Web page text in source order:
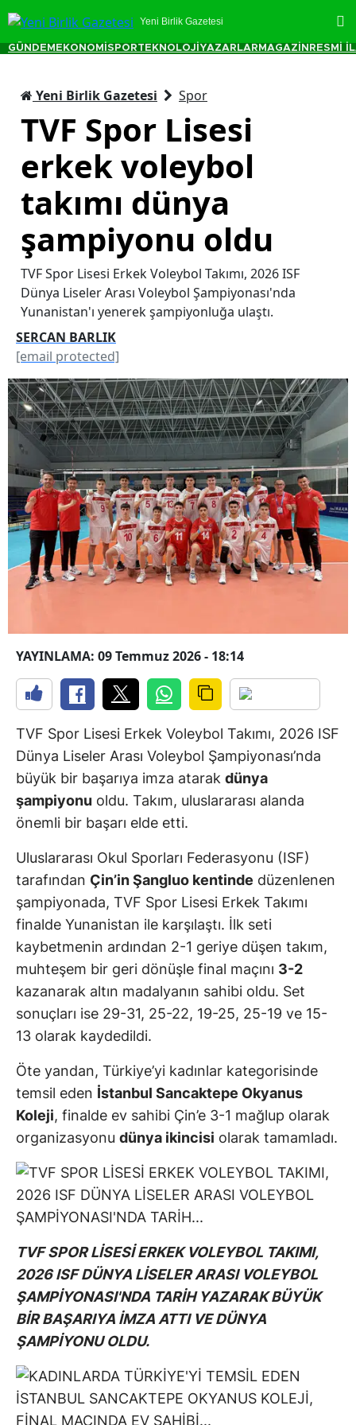
Yeni Birlik Gazetesi
GÜNDEM EKONOMİ SPORTEKNOLOJİ YAZARLAR MAGAZİN RESMİ
Yeni Birlik Gazetesi Spor
TVF Spor Lisesi
erkek voleybol
takımı dünya
şampiyonu oldu
TVF Spor Lisesi Erkek Voleybol Takımı, 2026 ISF
Dünya Liseler Arası Voleybol Şampiyonası'nda
Yunanistan'ı yenerek şampiyonluğa ulaştı.
SERCAN BARLIK
[email protected]
YAYINLAMA: 09 Temmuz 2026 - 18:14
TVF Spor Lisesi Erkek Voleybol Takımı, 2026 ISF
Dünya Liseler Arası Voleybol Şampiyonası’nda
büyük bir başarıya imza atarak dünya
şampiyonu oldu. Takım, uluslararası alanda
önemli bir başarı elde etti.
Uluslararası Okul Sporları Federasyonu (ISF)
tarafından Çin’in Şangluo kentinde düzenlenen
şampiyonada, TVF Spor Lisesi Erkek Takımı
finalde Yunanistan ile karşılaştı. İlk seti
kaybetmenin ardından 2-1 geriye düşen takım,
muhteşem bir geri dönüşle final maçını 3-2
kazanarak altın madalyanın sahibi oldu. Set
sonuçları ise 29-31, 25-22, 19-25, 25-19 ve 15-
13 olarak kaydedildi.
Öte yandan, Türkiye’yi kadınlar kategorisinde
temsil eden İstanbul Sancaktepe Okyanus
Koleji, finalde ev sahibi Çin’e 3-1 mağlup olarak
organizasyonu dünya ikincisi olarak tamamladı.
TVF SPOR LİSESİ ERKEK VOLEYBOL TAKIMI,
2026 ISF DÜNYA LİSELER ARASI VOLEYBOL
ŞAMPİYONASI'NDA TARİH YAZARAK BÜYÜK
BİR BAŞARIYA İMZA ATTI VE DÜNYA
ŞAMPİYONU OLDU.